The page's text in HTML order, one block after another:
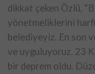
dikkat çeken Özlü,
yönetmeliklerini
belediyeyiz. En son
ve uyguluyoruz. 23
bir deprem oldu.